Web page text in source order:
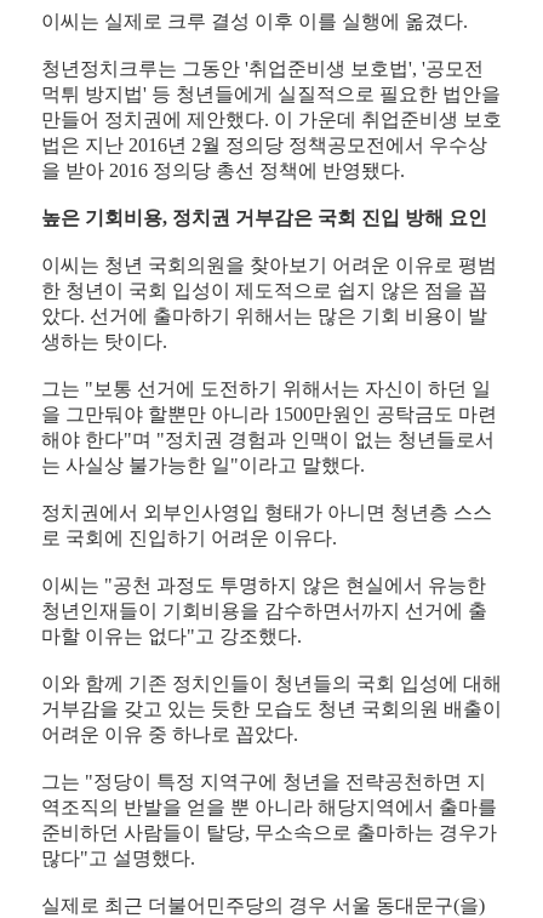
이씨는 실제로 크루 결성 이후 이를 실행에 옮겼다.
청년정치크루는 그동안 '취업준비생 보호법', '공모전
먹튀 방지법' 등 청년들에게 실질적으로 필요한 법안을
만들어 정치권에 제안했다. 이 가운데 취업준비생 보호
법은 지난 2016년 2월 정의당 정책공모전에서 우수상
을 받아 2016 정의당 총선 정책에 반영됐다.
높은 기회비용, 정치권 거부감은 국회 진입 방해 요인
이씨는 청년 국회의원을 찾아보기 어려운 이유로 평범
한 청년이 국회 입성이 제도적으로 쉽지 않은 점을 꼽
았다. 선거에 출마하기 위해서는 많은 기회 비용이 발
생하는 탓이다.
그는 "보통 선거에 도전하기 위해서는 자신이 하던 일
을 그만둬야 할뿐만 아니라 1500만원인 공탁금도 마련
해야 한다"며 "정치권 경험과 인맥이 없는 청년들로서
는 사실상 불가능한 일"이라고 말했다.
정치권에서 외부인사영입 형태가 아니면 청년층 스스
로 국회에 진입하기 어려운 이유다.
이씨는 "공천 과정도 투명하지 않은 현실에서 유능한
청년인재들이 기회비용을 감수하면서까지 선거에 출
마할 이유는 없다"고 강조했다.
이와 함께 기존 정치인들이 청년들의 국회 입성에 대해
거부감을 갖고 있는 듯한 모습도 청년 국회의원 배출이
어려운 이유 중 하나로 꼽았다.
그는 "정당이 특정 지역구에 청년을 전략공천하면 지
역조직의 반발을 얻을 뿐 아니라 해당지역에서 출마를
준비하던 사람들이 탈당, 무소속으로 출마하는 경우가
많다"고 설명했다.
실제로 최근 더불어민주당의 경우 서울 동대문구(을)